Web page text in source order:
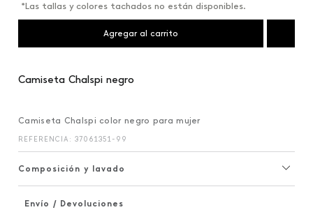
*Las tallas y colores tachados no están disponibles.
Agregar al carrito
Camiseta Chalspi negro
Camiseta Chalspi color negro para mujer
REFERENCIA : 37061351-99
Composición y lavado
Envío / Devoluciones